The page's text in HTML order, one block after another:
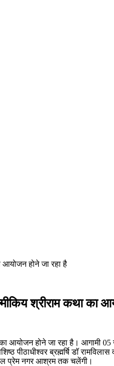
आयोजन होने जा रहा है
श्रीराम कथा का
कथा का आयोजन होने जा रहा है।
पीठाधीश्वर ब्रह्मर्षि डॉ
प्रेम नगर आश्रम तक चलेंगी।